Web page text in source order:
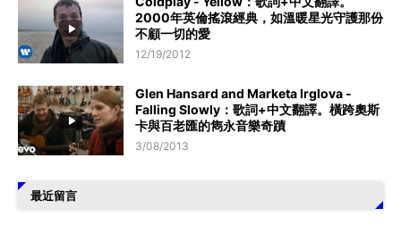
2000年英倫搖滾經典，如溫暖星光守護那份
不顧一切的愛
12/19/2012
Glen Hansard and Marketa Irglova -
Falling Slowly：歌詞+中文翻譯。橫跨奧斯
卡與百老匯的雋永音樂奇蹟
3/08/2013
最近留言